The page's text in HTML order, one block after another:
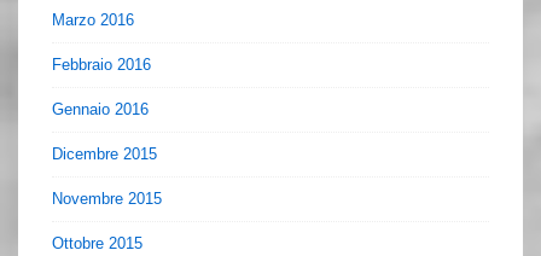
Marzo 2016
Febbraio 2016
Gennaio 2016
Dicembre 2015
Novembre 2015
Ottobre 2015